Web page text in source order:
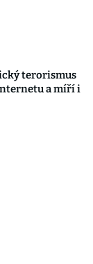
terorismus
a míří i